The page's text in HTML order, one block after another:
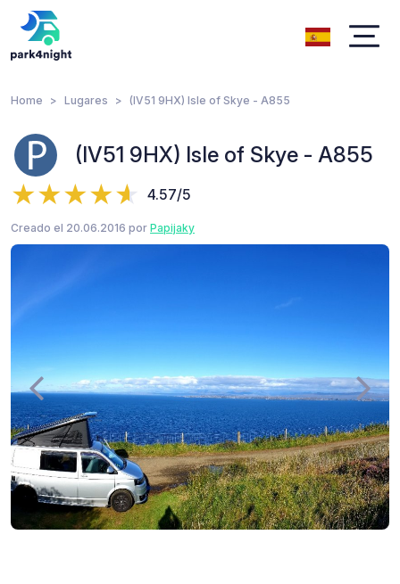
Home Lugares (IV51 9HX) Isle of Skye - A855
(IV51 9HX) Isle of Skye - A855
4.57/5
Creado el 20.06.2016 por Papijaky